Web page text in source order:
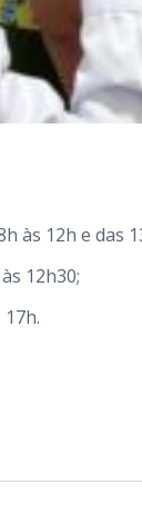
às 12h e das
12h30;